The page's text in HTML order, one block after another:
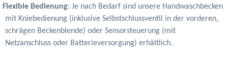
Flexible Bedienung: Je nach Bedarf sind unsere Handwaschbecken
mit Kniebedienung (inklusive Selbstschlussventil in der vorderen,
schrägen Beckenblende) oder Sensorsteuerung (mit
Netzanschluss oder Batterieversorgung) erhältlich.